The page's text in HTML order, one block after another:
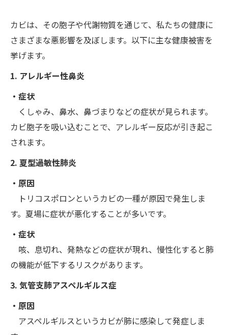
カビは、その胞子や代謝物質を通じて、私たちの健康に
さまざまな悪影響を及ぼします。以下に主な健康被害を
挙げます。
1. アレルギー性鼻炎
・症状
くしゃみ、鼻水、鼻づまりなどの症状が見られます。
カビ胞子を吸い込むことで、アレルギー反応が引き起こ
されます。
2. 夏型過敏性肺炎
・原因
トリコスポロンというカビの一種が原因で発生しま
す。夏場に症状が悪化することが多いです。
・症状
咳、息切れ、発熱などの症状が現れ、慢性化すると肺
の機能が低下するリスクがあります。
3. 気管支肺アスペルギルス症
・原因
アスペルギルスというカビが肺に感染して発症しま